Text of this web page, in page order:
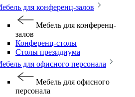
для конференц-залов
Мебель для конференц-
залов
Конференц-столы
Столы президиума
для офисного персонала
Мебель для офисного
персонала